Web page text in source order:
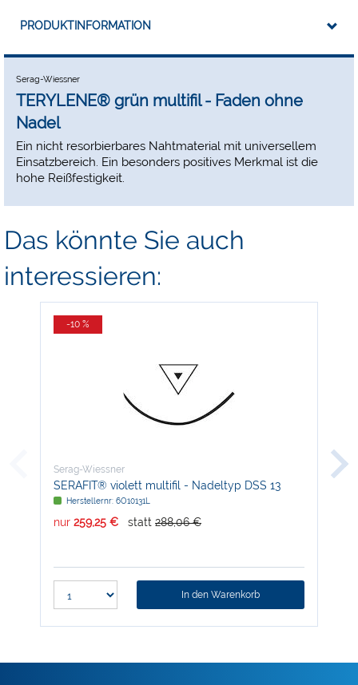
PRODUKTINFORMATION
Serag-Wiessner
TERYLENE® grün multifil - Faden ohne
Nadel
Ein nicht resorbierbares Nahtmaterial mit universellem
Einsatzbereich. Ein besonders positives Merkmal ist die
hohe Reißfestigkeit.
Das könnte Sie auch
interessieren:
-10 %
Serag-Wiessner
SERAFIT® violett multifil - Nadeltyp DSS 13
Herstellernr: 6O10131L
nur 259,25 € statt 288,06 €
In den Warenkorb